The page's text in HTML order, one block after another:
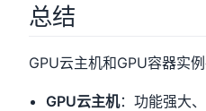
总结
GPU云主机和GPU容器实例
GPU云主机：功能强大